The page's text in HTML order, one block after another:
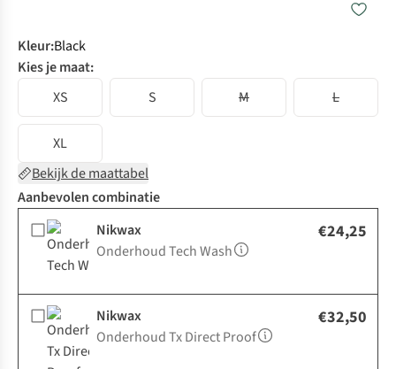
Kleur:Black
Kies je maat:
XS
S M L
XL
Bekijk de maattabel
Aanbevolen combinatie
Nikwax
Onderhoud Tech Wash
€24,25
Nikwax
Onderhoud Tx Direct Proof
€32,50